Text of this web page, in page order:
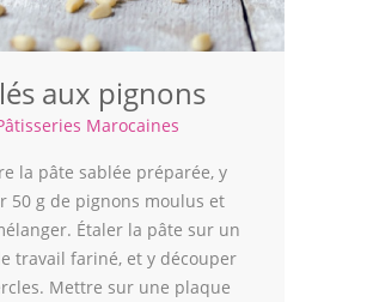
aux pignons
Marocaines
la pâte sablée préparée, y
50 g de pignons moulus et
Étaler la pâte sur un
travail fariné, et y découper
Mettre sur une plaque